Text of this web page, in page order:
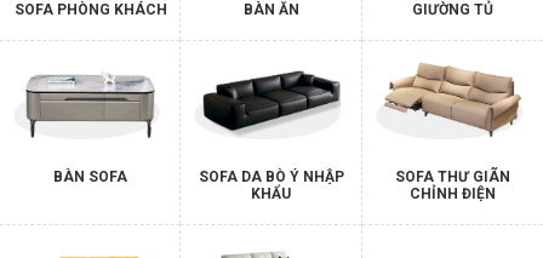
SOFA PHÒNG KHÁCH BÀN ĂN GIƯỜNG TỦ
BÀN SOFA
SOFA DA BÒ Ý NHẬP
KHẨU
SOFA THƯ GIÃN
CHỈNH ĐIỆN